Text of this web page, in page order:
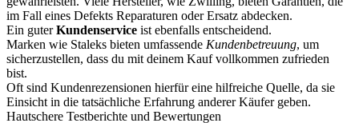
im Fall eines Defekts Reparaturen oder Ersatz abdecken.
Ein guterKundenservice ist ebenfalls entscheidend.
Marken wie Staleks bieten umfassende Kundenbetreuung, um
sicherzustellen, dass du mit deinem Kauf vollkommen zufrieden
bist.
Oft sind Kundenrezensionen hierfür eine hilfreiche Quelle, da sie
Einsicht in die tatsächliche Erfahrung anderer Käufer geben.
Hautschere Testberichte und Bewertungen